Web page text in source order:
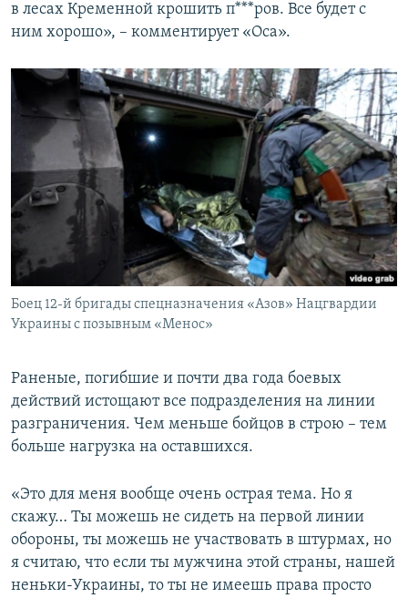
в лесах Кременной крошить п***ров. Все будет с
ним хорошо», – комментирует «Оса».
Боец 12-й бригады спецназначения «Азов» Нацгвардии
Украины с позывным «Менос»
Раненые, погибшие и почти два года боевых
действий истощают все подразделения на линии
разграничения. Чем меньше бойцов в строю – тем
больше нагрузка на оставшихся.
«Это для меня вообще очень острая тема. Но я
скажу… Ты можешь не сидеть на первой линии
обороны, ты можешь не участвовать в штурмах, но
я считаю, что если ты мужчина этой страны, нашей
неньки-Украины, то ты не имеешь права просто